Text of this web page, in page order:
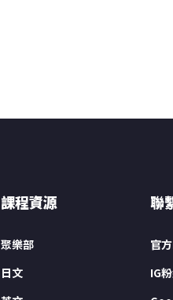
課程資源
聚樂部
日文
聯
官
IG